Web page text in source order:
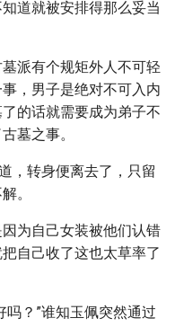
道就被安排得那么妥当
派有个规矩外人不可轻
，男子是绝对不可入内
的话就需要成为弟子不
墓之事。
，转身便离去了，只留
。
为自己女装被他们认错
自己收了这也太草率了
吗？”谁知玉佩突然通过